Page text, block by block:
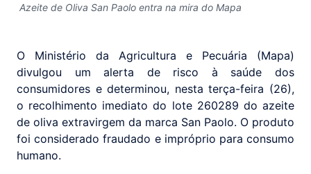
Azeite de Oliva San Paolo entra na mira do Mapa
O Ministério da Agricultura e Pecuária (Mapa)
divulgou um alerta de risco à saúde dos
consumidores e determinou, nesta terça-feira (26),
o recolhimento imediato do lote 260289 do azeite
de oliva extravirgem da marca San Paolo. O produto
foi considerado fraudado e impróprio para consumo
humano.